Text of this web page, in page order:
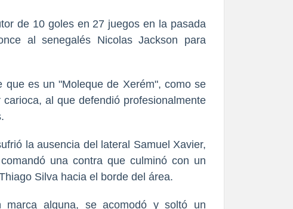
de 10 goles en 27 juegos en la pasada
al senegalés Nicolas Jackson para
es un "Moleque de Xerém", como se
al que defendió profesionalmente
la ausencia del lateral Samuel Xavier,
una contra que culminó con un
Silva hacia el borde del área.
alguna, se acomodó y soltó un